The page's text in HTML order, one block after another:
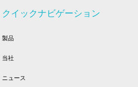
クイックナビゲーション
製品
当社
ニュース